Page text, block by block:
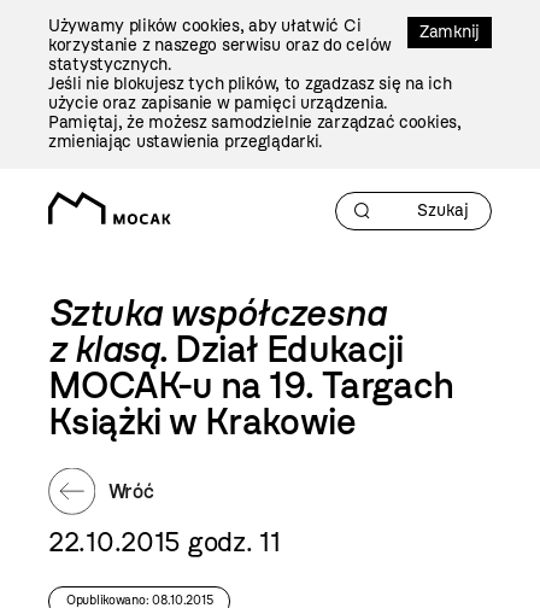
Zamknij
Używamy plików cookies, aby ułatwić Ci
korzystanie z naszego serwisu oraz do celów
statystycznych.
Jeśli nie blokujesz tych plików, to zgadzasz się na ich
użycie oraz zapisanie w pamięci urządzenia.
Pamiętaj, że możesz samodzielnie zarządzać cookies,
zmieniając ustawienia przeglądarki.
Sztuka współczesna
z klasą. Dział Edukacji
MOCAK-u na 19. Targach
Książki w Krakowie
Wróć
22.10.2015 godz. 11
Opublikowano: 08.10.2015